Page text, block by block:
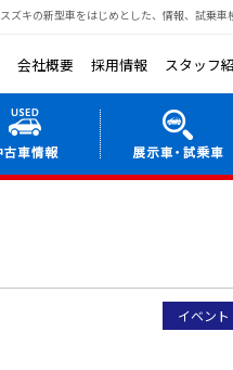
スズキの新型車をはじめとした、情報、試乗車
会社概要 採用情報 スタッフ
イベン